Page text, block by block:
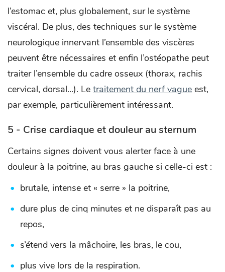
l’estomac et, plus globalement, sur le système
viscéral. De plus, des techniques sur le système
neurologique innervant l’ensemble des viscères
peuvent être nécessaires et enfin l’ostéopathe peut
traiter l’ensemble du cadre osseux (thorax, rachis
cervical, dorsal...). Le traitement du nerf vague est,
par exemple, particulièrement intéressant.
5 - Crise cardiaque et douleur au sternum
Certains signes doivent vous alerter face à une
douleur à la poitrine, au bras gauche si celle-ci est :
brutale, intense et « serre » la poitrine,
dure plus de cinq minutes et ne disparaît pas au
repos,
s’étend vers la mâchoire, les bras, le cou,
plus vive lors de la respiration.